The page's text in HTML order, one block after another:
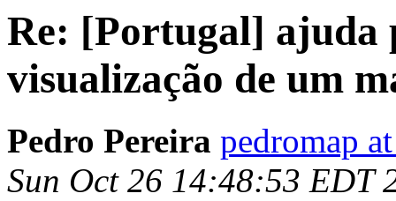
Re: [Portugal] ajuda
visualização de um
Pedro Pereira pedromap
Sun Oct 26 14:48:53 EDT